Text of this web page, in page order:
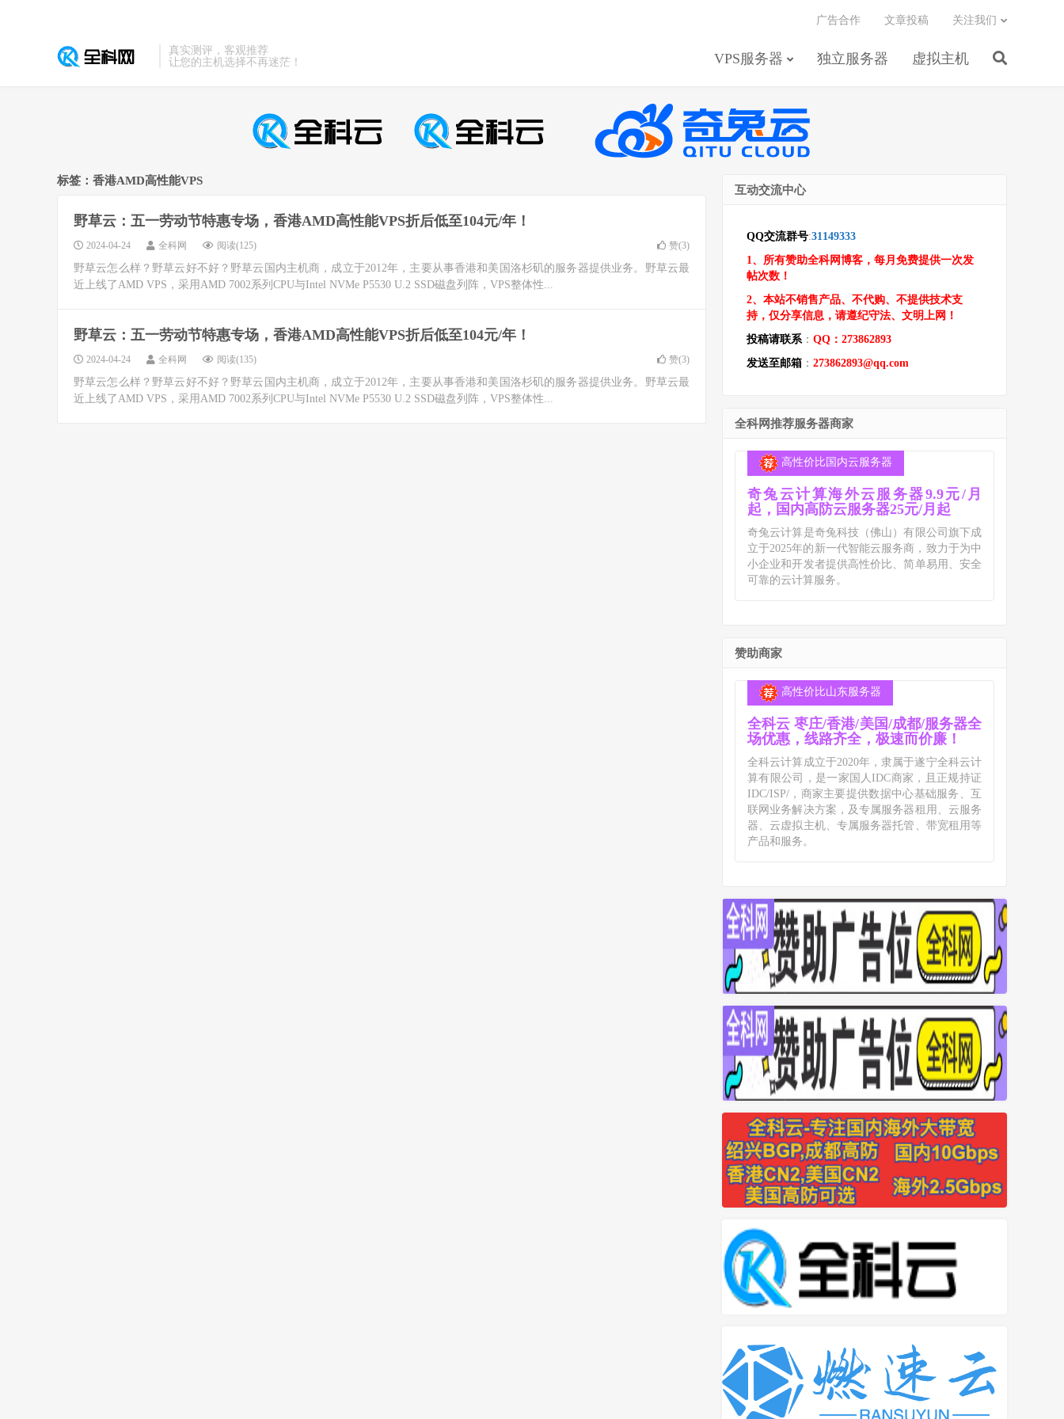
真实测评，客观推荐
让您的主机选择不再迷茫！
VPS服务器 独立服务器 虚拟主机
广告合作 文章投稿 关注我们
标签：香港AMD高性能VPS
野草云：五一劳动节特惠专场，香港AMD高性能VPS折后低至104元/年！
2024-04-24 全科网 阅读(125) 赞(3)
野草云怎么样？野草云好不好？野草云国内主机商，成立于2012年，主要从事香港和美国洛杉矶的服务器提供业务。野草云最
近上线了AMD VPS，采用AMD 7002系列CPU与Intel NVMe P5530 U.2 SSD磁盘列阵，VPS整体性...
野草云：五一劳动节特惠专场，香港AMD高性能VPS折后低至104元/年！
2024-04-24 全科网 阅读(135) 赞(3)
野草云怎么样？野草云好不好？野草云国内主机商，成立于2012年，主要从事香港和美国洛杉矶的服务器提供业务。野草云最
近上线了AMD VPS，采用AMD 7002系列CPU与Intel NVMe P5530 U.2 SSD磁盘列阵，VPS整体性...
互动交流中心
QQ交流群号:31149333
1、所有赞助全科网博客，每月免费提供一次发
帖次数！
2、本站不销售产品、不代购、不提供技术支
持，仅分享信息，请遵纪守法、文明上网！
投稿请联系： QQ：273862893
发送至邮箱 ： 273862893@qq.com
全科网推荐服务器商家
高性价比国内云服务器
奇兔云计算海外云服务器9.9元/月
起，国内高防云服务器25元/月起
奇兔云计算是奇兔科技（佛山）有限公司旗下成
立于2025年的新一代智能云服务商，致力于为中
小企业和开发者提供高性价比、简单易用、安全
可靠的云计算服务。
赞助商家
高性价比山东服务器
全科云 枣庄/香港/美国/成都/服务器全
场优惠，线路齐全，极速而价廉！
全科云计算成立于2020年，隶属于遂宁全科云计
算有限公司，是一家国人IDC商家，且正规持证
IDC/ISP/，商家主要提供数据中心基础服务、互
联网业务解决方案，及专属服务器租用、云服务
器、云虚拟主机、专属服务器托管、带宽租用等
产品和服务。